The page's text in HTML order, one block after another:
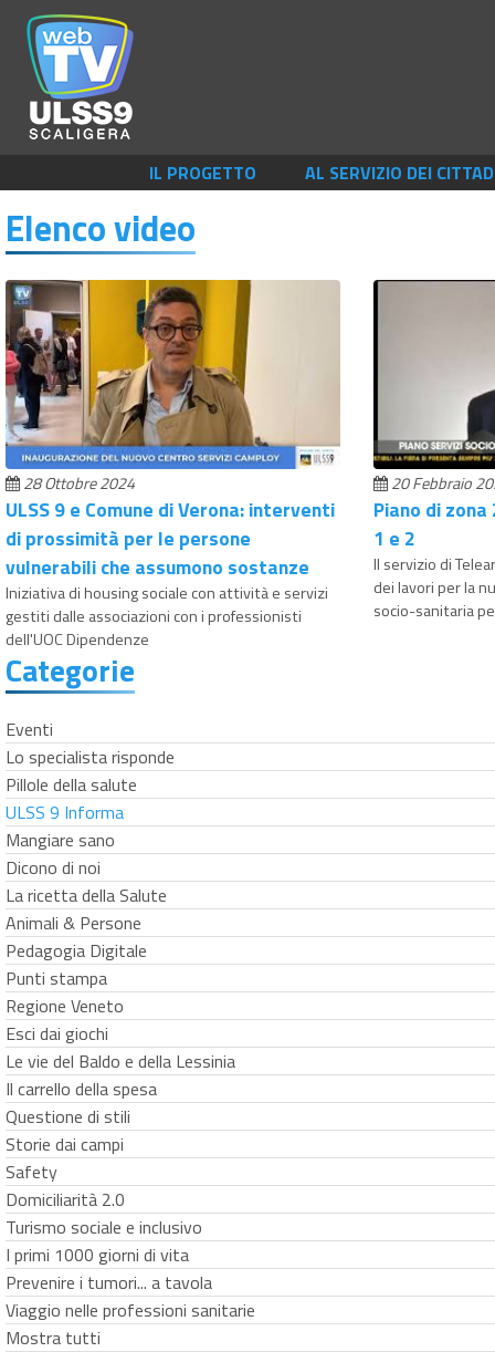
IL PROGETTO AL SERVIZIO DEI
Elenco video
28 Ottobre 2024
ULSS 9 e Comune di Verona: interventi
di prossimità per le persone
vulnerabili che assumono sostanze
Iniziativa di housing sociale con attività e servizi
gestiti dalle associazioni con i professionisti
dell'UOC Dipendenze
20 Febbraio
Piano di
1 e 2
Il servizio di
dei lavori per la
socio-sanitaria
Categorie
Eventi
Lo specialista risponde
Pillole della salute
ULSS 9 Informa
Mangiare sano
Dicono di noi
La ricetta della Salute
Animali & Persone
Pedagogia Digitale
Punti stampa
Regione Veneto
Esci dai giochi
Le vie del Baldo e della Lessinia
Il carrello della spesa
Questione di stili
Storie dai campi
Safety
Domiciliarità 2.0
Turismo sociale e inclusivo
I primi 1000 giorni di vita
Prevenire i tumori... a tavola
Viaggio nelle professioni sanitarie
Mostra tutti